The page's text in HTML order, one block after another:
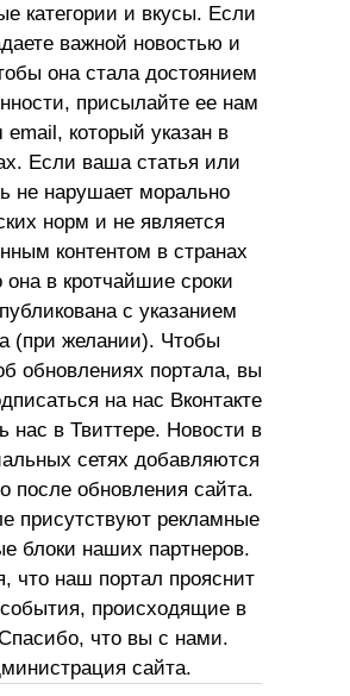
категории и вкусы. Если
важной новостью и
она стала достоянием
присылайте ее нам
email, который указан в
Если ваша статья или
не нарушает морально
норм и не является
контентом в странах
она в кротчайшие сроки
с указанием
(при желании). Чтобы
обновлениях портала, вы
на нас Вконтакте
нас в Твиттере. Новости в
сетях добавляются
после обновления сайта.
присутствуют рекламные
блоки наших партнеров.
что наш портал прояснит
происходящие в
что вы с нами.
сайта.